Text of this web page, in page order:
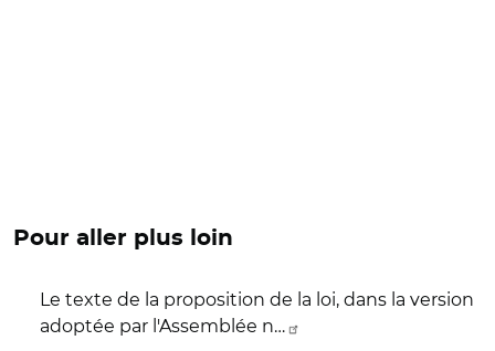
Pour aller plus loin
Le texte de la proposition de la loi, dans la version
adoptée par l'Assemblée n…